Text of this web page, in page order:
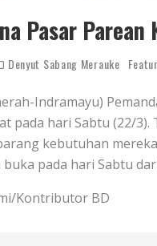
Pasar
Denyut Sabang Merauke
Indramayu)
pada hari Sabtu (22/
kebutuhan
pada hari Sabtu
Kontributor BD